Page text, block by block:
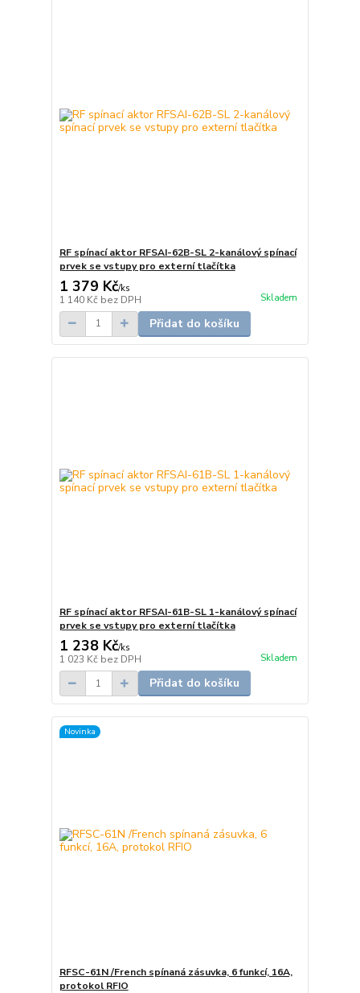
RF spínací aktor RFSAI-62B-SL 2-kanálový spínací
prvek se vstupy pro externí tlačítka
1 379 Kč/ks
1 140 Kč bez DPH Skladem
Přidat do košíku
RF spínací aktor RFSAI-61B-SL 1-kanálový spínací
prvek se vstupy pro externí tlačítka
1 238 Kč/ks
1 023 Kč bez DPH Skladem
Přidat do košíku
Novinka
RFSC-61N /French spínaná zásuvka, 6 funkcí, 16A,
protokol RFIO